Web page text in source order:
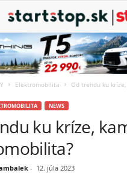
Elektromobilita
Od trendu ku
NEWS
ku kríze,
- 12. júla 2023